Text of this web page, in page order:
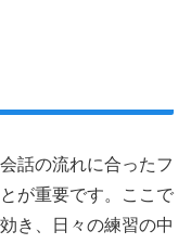
話の流れに合ったフ
が重要です。ここで
き、日々の練習の中